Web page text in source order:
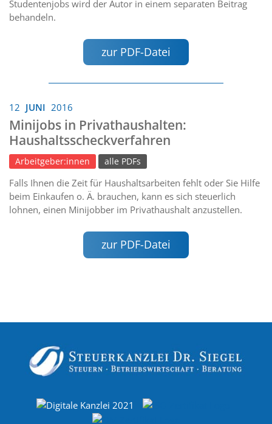
Studentenjobs wird der Autor in einem separaten Beitrag
behandeln.
zur PDF-Datei
12 JUNI 2016
Minijobs in Privathaushalten:
Haushaltsscheckverfahren
Arbeitgeber:innen alle PDFs
Falls Ihnen die Zeit für Haushaltsarbeiten fehlt oder Sie Hilfe
beim Einkaufen o. Ä. brauchen, kann es sich steuerlich
lohnen, einen Minijobber im Privathaushalt anzustellen.
zur PDF-Datei